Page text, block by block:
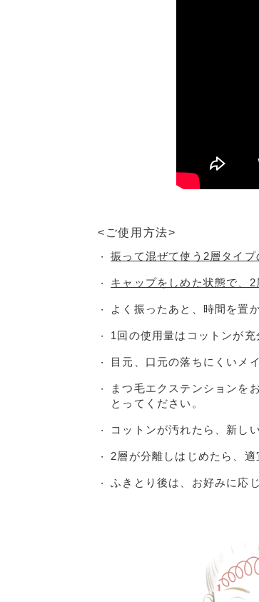
<ご使用方法>
・ 振って混ぜて使う2層タイプ
・ キャップをしめた状態で、
・ よく振ったあと、時間を置
・ 1回の使用量はコットンが充
・ 目元、口元の落ちにくいメ
・
まつ毛エクステンションを
とってください。
・ コットンが汚れたら、新し
・ 2層が分離しはじめたら、適
・ ふきとり後は、お好みに応